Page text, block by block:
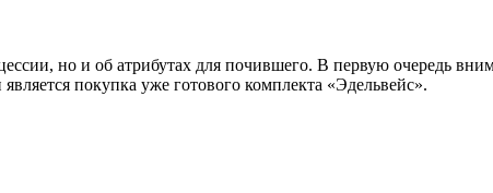
но и об атрибутах для почившего. В первую очередь
покупка уже готового комплекта «Эдельвейс».